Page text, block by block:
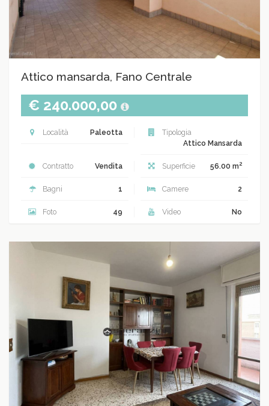
Attico mansarda, Fano Centrale
€ 240.000,00
Località Paleotta
Tipologia
Attico Mansarda
Contratto Vendita Superficie 56.00 m2
Bagni 1 Camere 2
Foto 49 Video No